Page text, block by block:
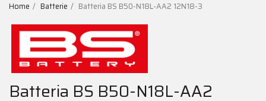
Home Batterie Batteria BS B50-N18L-AA2 12N18-3
Batteria BS B50-N18L-AA2